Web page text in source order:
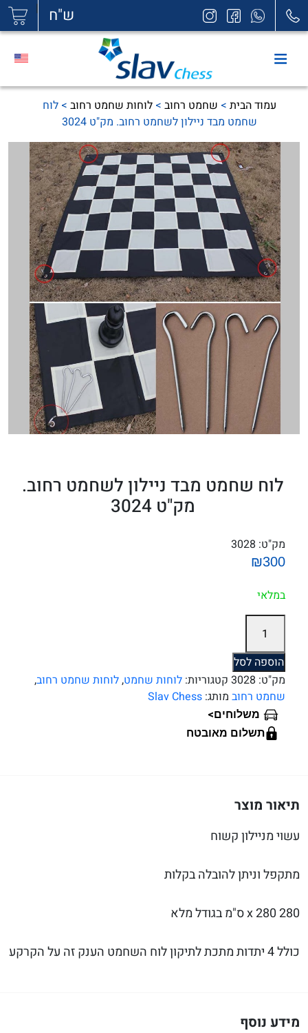
| ש"ח
עמוד הבית > שחמט רחוב > לוחות שחמט רחוב > לוח
שחמט מבד ניילון לשחמט רחוב. מק"ט 3024
לוח שחמט מבד ניילון לשחמט רחוב.
מק"ט 3024
מק"ט: 3028
₪300
במלאי
לוח
שחמט
מבד
ניילון
לשחמט
רחוב.
הוספה לסל
מק"ט: 3028 קטגוריות: לוחות שחמט,לוחות שחמט רחוב,
שחמט רחוב מותג: Slav Chess
משלוחים>
תשלום מאובטח
תיאור מוצר
עשוי מניילון קשוח
מתקפל וניתן להובלה בקלות
280 x 280 ס"מ בגודל מלא
כולל 4 יתדות מתכת לתיקון לוח השחמט הענק זה על הקרקע
מידע נוסף